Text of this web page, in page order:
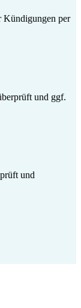
Kündigungen per
und ggf.
und